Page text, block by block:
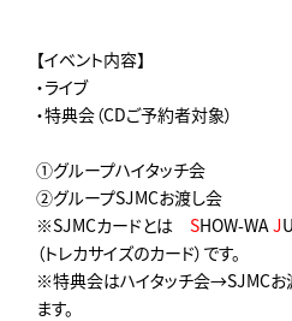
【イベント内容】
・ライブ
・特典会（CDご予約者対象）
①グループハイタッチ会
②グループSJMCお渡し会
※SJMCカードとは SHOW-WA J
（トレカサイズのカード）です。
※特典会はハイタッチ会→SJMCお
ます。